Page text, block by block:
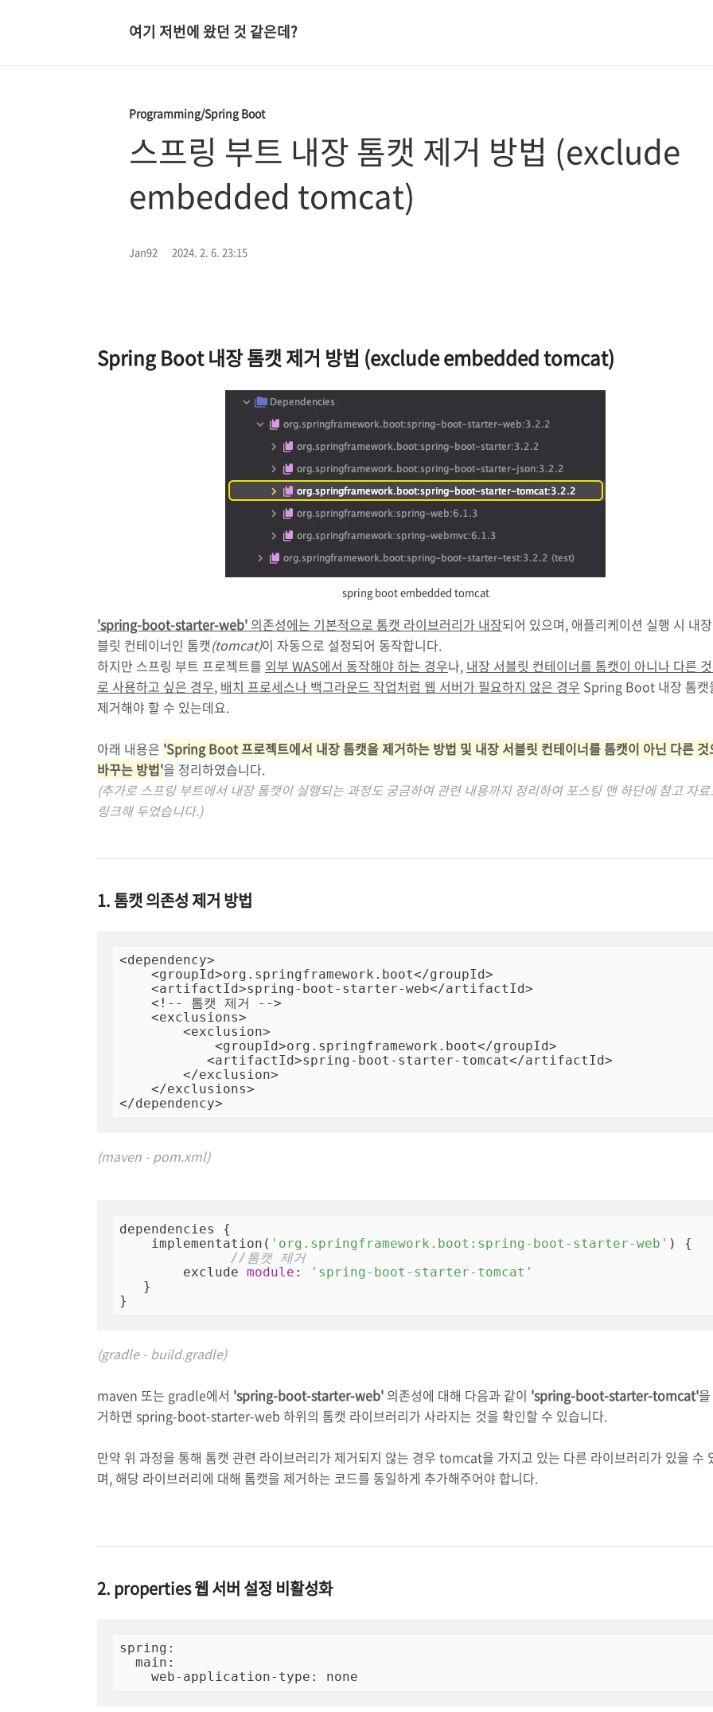
여기 저번에 왔던 것 같은데?
Programming/Spring Boot
스프링 부트 내장 톰캣 제거 방법 (exclude
embedded tomcat)
Jan92 2024. 2. 6. 23:15
Spring Boot 내장 톰캣 제거 방법 (exclude embedded tomcat)
spring boot embedded tomcat
'spring-boot-starter-web' 의존성에는 기본적으로 톰캣 라이브러리가 내장되어 있으며, 애플리케이션 실행 시 내
블릿 컨테이너인 톰캣(tomcat)이 자동으로 설정되어 동작합니다.
하지만 스프링 부트 프로젝트를 외부 WAS에서 동작해야 하는 경우나, 내장 서블릿 컨테이너를 톰캣이 아니나 다른
로 사용하고 싶은 경우, 배치 프로세스나 백그라운드 작업처럼 웹 서버가 필요하지 않은 경우 Spring Boot 내장 톰캣
제거해야 할 수 있는데요.
아래 내용은 'Spring Boot 프로젝트에서 내장 톰캣을 제거하는 방법 및 내장 서블릿 컨테이너를 톰캣이 아닌 다른 것
바꾸는 방법'을 정리하였습니다.
(추가로 스프링 부트에서 내장 톰캣이 실행되는 과정도 궁금하여 관련 내용까지 정리하여 포스팅 맨 하단에 참고 자
링크해 두었습니다.)
1. 톰캣 의존성 제거 방법
<dependency>
</dependency>
(maven - pom.xml)
dependencies {
    implementation(
'org.springframework.boot:spring-boot-starter-web' ) {
//톰캣 제거
        exclude
module :
'spring-boot-starter-tomcat'
}
(gradle - build.gradle)
maven 또는 gradle에서 'spring-boot-starter-web' 의존성에 대해 다음과 같이 'spring-boot-starter-tomcat'
거하면 spring-boot-starter-web 하위의 톰캣 라이브러리가 사라지는 것을 확인할 수 있습니다.
만약 위 과정을 통해 톰캣 관련 라이브러리가 제거되지 않는 경우 tomcat을 가지고 있는 다른 라이브러리가 있을 수
며, 해당 라이브러리에 대해 톰캣을 제거하는 코드를 동일하게 추가해주어야 합니다.
2. properties 웹 서버 설정 비활성화
spring:
    web-application-type: none